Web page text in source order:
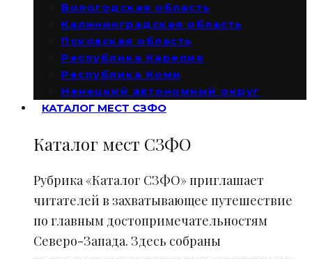
Вологодская область
Калининградская область
Псковская область
Республика Карелия
Республика Коми
Ненецкий автономный округ
КАТАЛОГ МЕСТ СЗФО
Каталог мест СЗФО
Рубрика «Каталог СЗФО» приглашает
читателей в захватывающее путешествие
по главным достопримечательностям
Северо-Запада. Здесь собраны